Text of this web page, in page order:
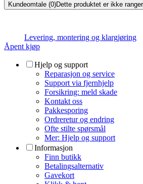
Kundeomtale (0)Dette produktet er ikke
Levering, montering og klargjøring
Åpent kjøp
Hjelp og support
Reparasjon og service
Support via fjernhjelp
Forsikring: meld skade
Kontakt oss
Pakkesporing
Ordreretur og endring
Ofte stilte spørsmål
Mer: Hjelp og support
Informasjon
Finn butikk
Betalingsalternativ
Gavekort